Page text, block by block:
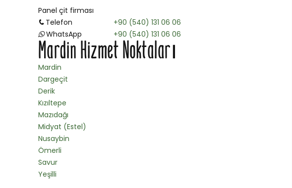
Panel çit firması
Telefon
+90 (540) 131 06 06
WhatsApp
+90 (540) 131 06 06
Mardin Hizmet Noktaları
Mardin
Dargeçit
Derik
Kızıltepe
Mazıdağı
Midyat (Estel)
Nusaybin
Ömerli
Savur
Yeşilli